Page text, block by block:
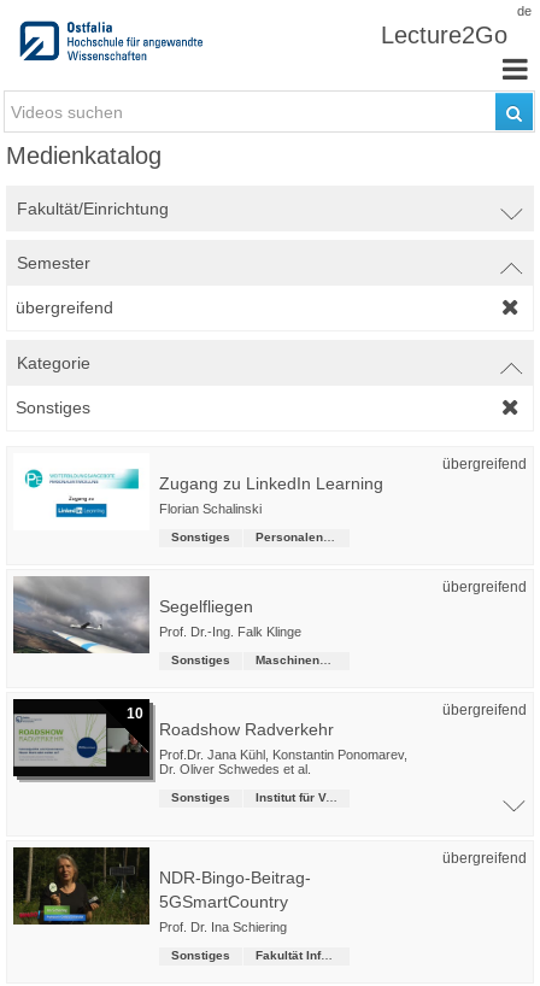
de
Lecture2Go
Medienkatalog
Fakultät/Einrichtung
Semester
übergreifend
Kategorie
Sonstiges
übergreifend
Zugang zu LinkedIn Learning
Florian Schalinski
Sonstiges
übergreifend
Segelfliegen
Prof. Dr.-Ing. Falk Klinge
Sonstiges
10 übergreifend
Roadshow Radverkehr
Prof.Dr. Jana Kühl Konstantin Ponomarev,
Dr. Oliver Schwedes et al.
Sonstiges Institut für Verkehrsmanagement
übergreifend
NDR-Bingo-Beitrag-
5GSmartCountry
Prof. Dr. Ina Schiering
Sonstiges Fakultät Informatik